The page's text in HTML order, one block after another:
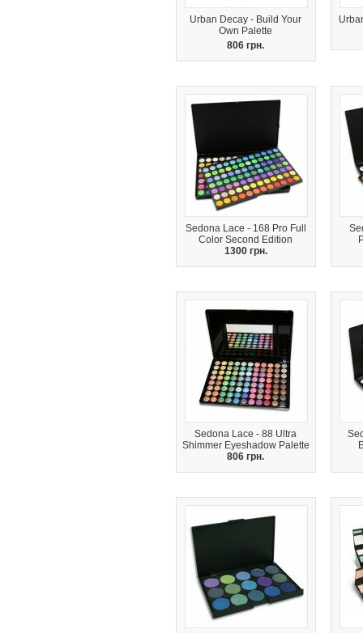
Urban Decay - Build Your
Own Palette
806 грн.
Sedona Lace - 168 Pro Full
Color Second Edition
1300 грн.
Sedona Lace - 88 Ultra
Shimmer Eyeshadow Palette
806 грн.